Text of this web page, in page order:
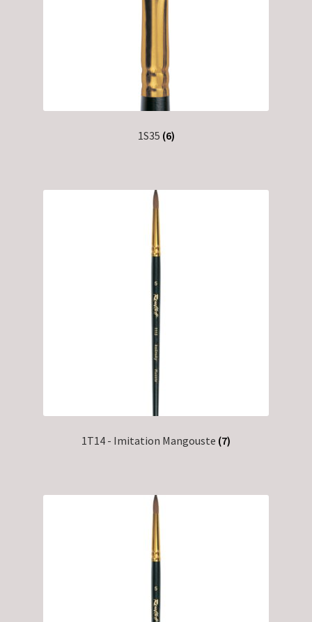
1S35 (6)
1T14 - Imitation Mangouste (7)